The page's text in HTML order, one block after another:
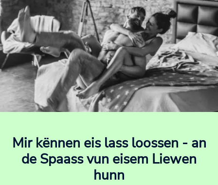
Mir kënnen eis lass loossen - an
de Spaass vun eisem Liewen
hunn